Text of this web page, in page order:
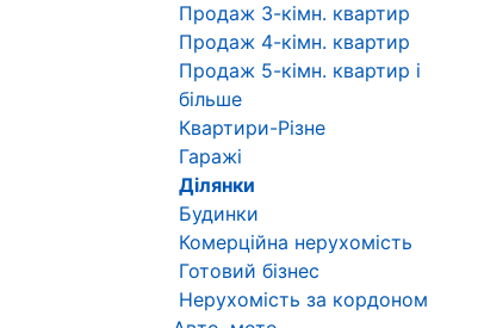
Продаж 3-кімн. квартир
Продаж 4-кімн. квартир
Продаж 5-кімн. квартир і
більше
Квартири-Різне
Гаражі
Ділянки
Будинки
Комерційна нерухомість
Готовий бізнес
Нерухомість за кордоном